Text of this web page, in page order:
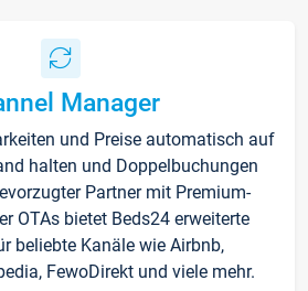
Manager
und Preise automatisch auf
halten und Doppelbuchungen
Partner mit Premium-
OTAs bietet Beds24 erweiterte
beliebte Kanäle wie Airbnb,
FewoDirekt und viele mehr.